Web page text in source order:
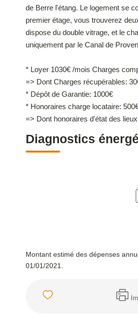
de Berre l'étang. Le logement se
premier étage, vous trouverez
dispose du double vitrage, et le
uniquement par le Canal de
* Loyer 1030€ /mois Charges
=> Dont Charges récupérables:
* Dépôt de Garantie: 1000€
* Honoraires charge locataire:
=> Dont honoraires d'état des
Diagnostics
Montant estimé des dépenses
01/01/2021.